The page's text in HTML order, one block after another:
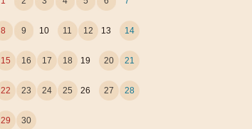
8 9 10 11 12 13 14
15 16 17 18 19 20 21
22 23 24 25 26 27 28
29 30